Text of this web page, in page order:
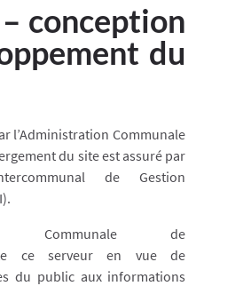
conception
du
l’Administration Communale
du site est assuré par
de Gestion
Communale de
ce serveur en vue de
du public aux informations